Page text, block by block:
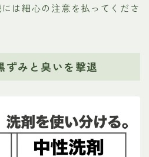
は細心の注意を払ってくださ
ずみと臭いを撃退